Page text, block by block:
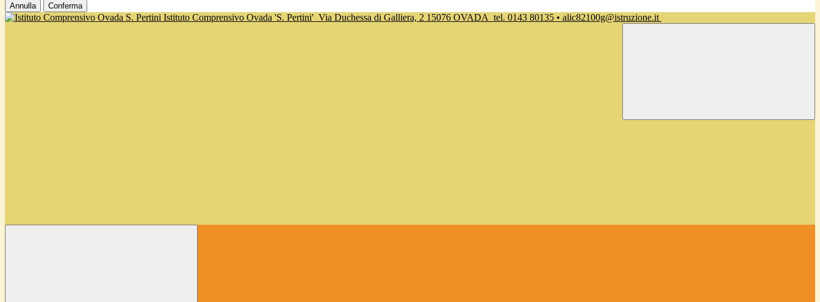
Annulla Conferma
Istituto Comprensivo Ovada 'S. Pertini' Via Duchessa di Galliera, 2 15076 OVADA tel. 0143 80135 • alic82100g@istruzione.it